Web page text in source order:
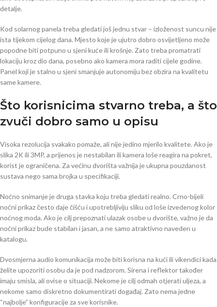
detalje.
Kod solarnog panela treba gledati još jednu stvar – izloženost suncu nije
ista tijekom cijelog dana. Mjesto koje je ujutro dobro osvijetljeno može
popodne biti potpuno u sjeni kuće ili krošnje. Zato treba promatrati
lokaciju kroz dio dana, posebno ako kamera mora raditi cijele godine.
Panel koji je stalno u sjeni smanjuje autonomiju bez obzira na kvalitetu
same kamere.
Što korisnicima stvarno treba, a što
zvuči dobro samo u opisu
Visoka rezolucija svakako pomaže, ali nije jedino mjerilo kvalitete. Ako je
slika 2K ili 3MP, a prijenos je nestabilan ili kamera loše reagira na pokret,
korist je ograničena. Za većinu dvorišta važnija je ukupna pouzdanost
sustava nego sama brojka u specifikaciji.
Noćno snimanje je druga stavka koju treba gledati realno. Crno-bijeli
noćni prikaz često daje čišću i upotrebljiviju sliku od loše izvedenog kolor
noćnog moda. Ako je cilj prepoznati ulazak osobe u dvorište, važno je da
noćni prikaz bude stabilan i jasan, a ne samo atraktivno naveden u
katalogu.
Dvosmjerna audio komunikacija može biti korisna na kući ili vikendici kada
želite upozoriti osobu da je pod nadzorom. Sirena i reflektor također
imaju smisla, ali ovise o situaciji. Nekome je cilj odmah otjerati uljeza, a
nekome samo diskretno dokumentirati događaj. Zato nema jedne
“najbolje” konfiguracije za sve korisnike.